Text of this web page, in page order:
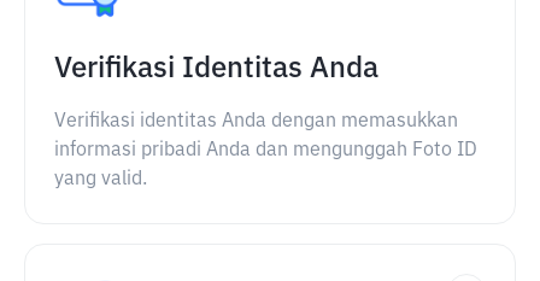
Verifikasi Identitas Anda
Verifikasi identitas Anda dengan memasukkan
informasi pribadi Anda dan mengunggah Foto ID
yang valid.